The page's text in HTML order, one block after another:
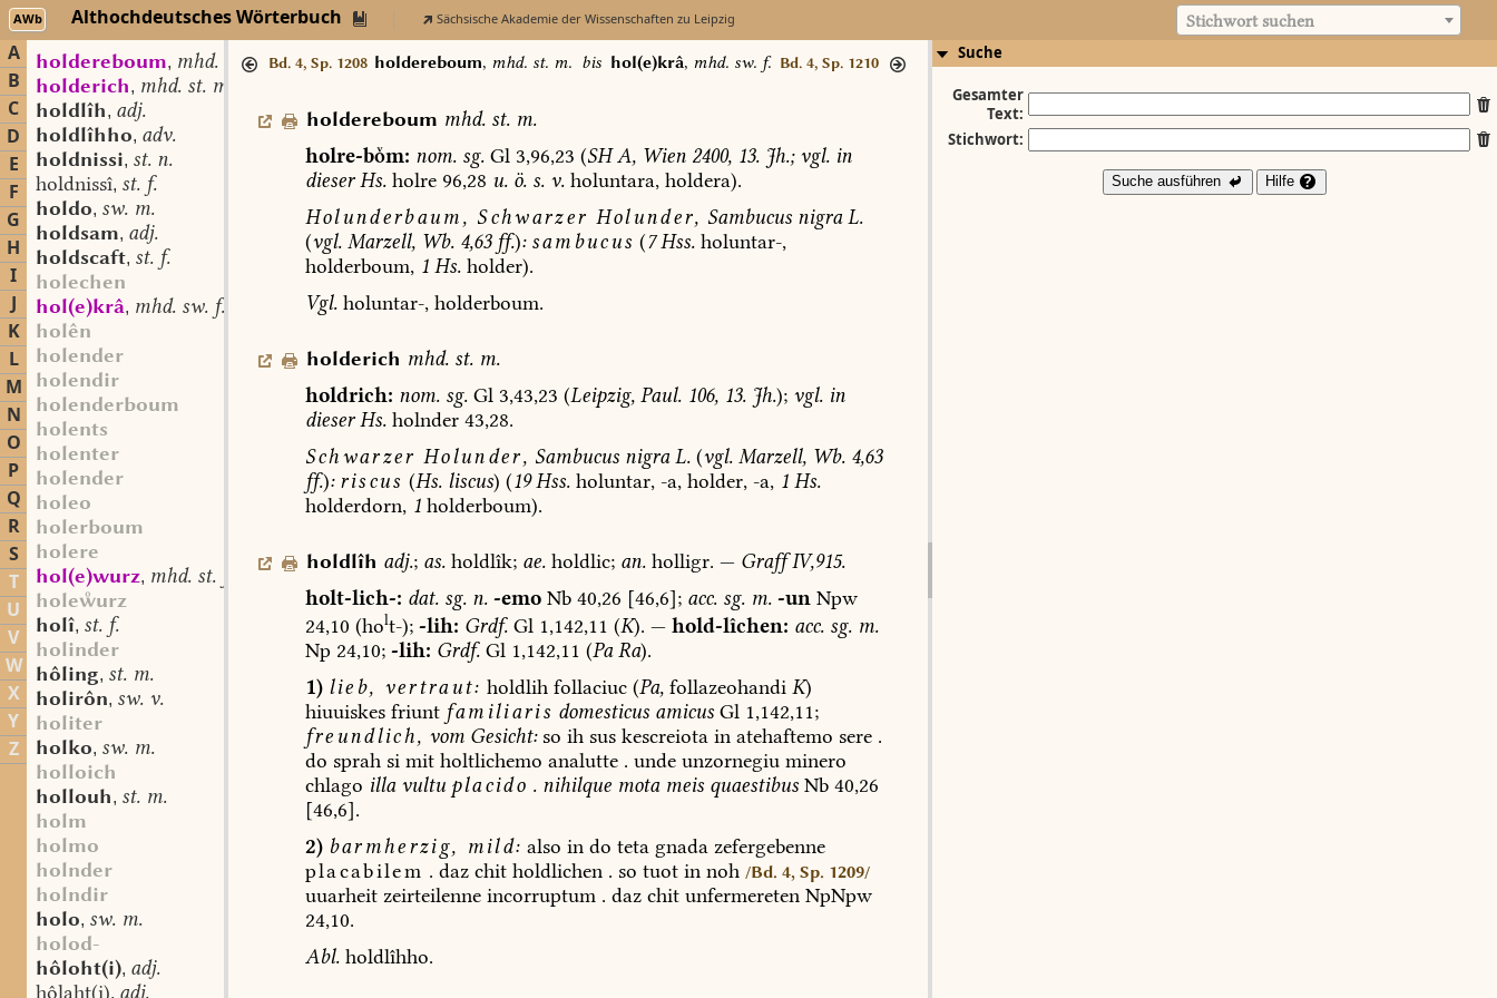
AWb Althochdeutsches Wörterbuch Sächsische Akademie der Wissenschaften zu Leipzig Stichwort suchen
A
B
C
D
E
F
G
H
I
J
K
L
M
N
O
P
Q
R
S
T
U
V
W
X
Y
Z
holdereboum, mhd. st. m.
holderich, mhd. st. m.
holdlîh, adj.
holdlîhho, adv.
holdnissi, st. n.
holdnissî, st. f.
holdo, sw. m.
holdsam, adj.
holdscaft, st. f.
holechen
hol(e)krâ, mhd. sw. f.
holên
holender
holendir
holenderboum
holents
holenter
holender
holeo
holerboum
holere
hol(e)wurz, mhd. st. f.
holeurz
holî, st. f.
holinder
hôling, st. m.
holirôn, sw. v.
holiter
holko, sw. m.
holloich
hollouh, st. m.
holm
holmo
holnder
holndir
holo, sw. m.
holod-
hôloht(i), adj.
hôlaht(i), adj.
Bd. 4, Sp. 1208 holdereboum, mhd. st. m. bis hol(e)krâ, mhd. sw. f. Bd. 4, Sp. 1210
holdereboum mhd. st. m.
holre-bm: nom.sg.Gl3,96,23 (SHA,Wien2400, 13.Jh.;vgl.in
dieserHs.holre96,28 u.ö.s.v.holuntara, holdera).
Holunderbaum, Schwarzer Holunder, SambucusnigraL.
(vgl.Marzell,Wb.4,63ff.): sambucus (7Hss. holuntar-,
holderboum, 1Hs.holder).
Vgl.holuntar-,holderboum.
holderich mhd. st. m.
holdrich: nom.sg.Gl3,43,23 (Leipzig,Paul.106, 13.Jh.); vgl.in
dieserHs.holnder43,28.
Schwarzer Holunder, Sambucus nigraL. (vgl. Marzell, Wb. 4,63
ff.): riscus (Hs.liscus) (19Hss. holuntar,-a,holder,-a, 1Hs.
holderdorn, 1holderboum).
holdlîh adj.; as. holdlîk; ae. holdlic; an. holligr. — Graff IV,915.
holt-lich-: dat.sg.n. -emoNb40,26 [46,6]; acc.sg.m. -unNpw
24,10 (holt-); -lih: Grdf.Gl1,142,11 (K). — hold-lîchen: acc.sg.m.
Np24,10; -lih: Grdf.Gl1,142,11 (PaRa).
1) lieb, vertraut: holdlihfollaciuc(Pa, follazeohandi K)
hiuuiskesfriunt familiaris domesticus amicus Gl 1,142,11;
freundlich, vom Gesicht:so ih sus kescreiota in atehaftemo sere .
do sprahsimitholtlichemo analutte. undeunzornegiuminero
chlago illavultu placido . nihilque motameis quaestibus Nb 40,26
[46,6].
2) barmherzig, mild: also in do teta gnada zefergebenne
placabilem . daz chit holdlichen . so tuot in noh /Bd. 4, Sp. 1209/
uuarheitzeirteilenneincorruptum. dazchit unfermeretenNpNpw
24,10.
Abl.holdlîhho.
Suche
Gesamter
Text:
Stichwort:
Suche ausführen Hilfe